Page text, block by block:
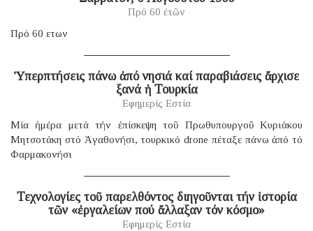
Πρό 60 ἐτῶν
Πρό 60 ετων
Ὑπερπτήσεις πάνω ἀπό νησιά καί παραβιάσεις ἄρχισε
ξανά ἡ Τουρκία
Εφημερίς Εστία
Μία ἡμέρα μετά τήν ἐπίσκεψη τοῦ Πρωθυπουργοῦ Κυριάκου
Μητσοτάκη στό Ἀγαθονήσι, τουρκικό drone πέταξε πάνω ἀπό τό
Φαρμακονήσι
Τεχνολογίες τοῦ παρελθόντος διηγοῦνται τήν ἱστορία
τῶν «ἐργαλείων πού ἄλλαξαν τόν κόσμο»
Εφημερίς Εστία